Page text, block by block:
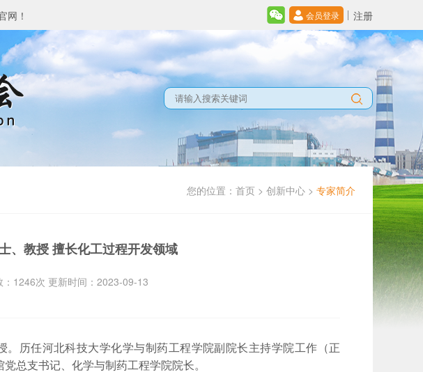
网！ 会员登录 注册
您的位置： 首页 > 创新中心 > 专家简介
、教授 擅长化工过程开发领域
：1246次 更新时间：2023-09-13
。历任河北科技大学化学与制药工程学院副院长主持学院工作（正
总支书记、化学与制药工程学院院长。